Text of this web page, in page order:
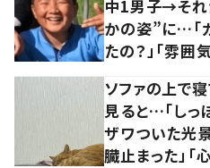
中1男子→それ
かの姿”に…「
たの？」「雰囲
ソファの上で
見ると…「しっ
ザワついた光景
臓止まった」「